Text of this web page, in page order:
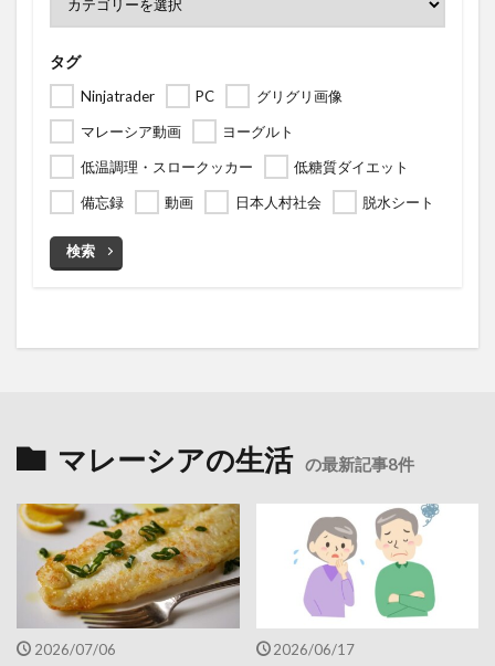
タグ
Ninjatrader PC
グリグリ画像
マレーシア動画
ヨーグルト
低温調理・スロークッカー
低糖質ダイエット
備忘録
動画 日本人村社会 脱水シート
検索
マレーシアの生活 の最新記事8件
2026/07/06 2026/06/17